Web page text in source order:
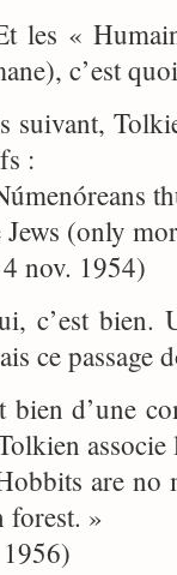
les «
c’est
suivant,
:
(only
nov. 1954)
c’est bien.
ce passage
bien d’une
are no
»